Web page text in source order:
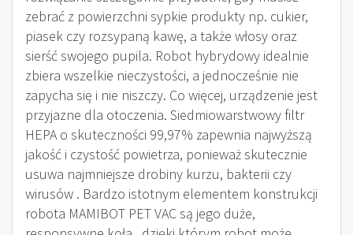
zebrać z powierzchni sypkie produkty np. cukier,
piasek czy rozsypaną kawę, a także włosy oraz
sierść swojego pupila. Robot hybrydowy idealnie
zbiera wszelkie nieczystości, a jednocześnie nie
zapycha się i nie niszczy. Co więcej, urządzenie jest
przyjazne dla otoczenia. Siedmiowarstwowy filtr
HEPA o skuteczności 99,97% zapewnia najwyższą
jakość i czystość powietrza, ponieważ skutecznie
usuwa najmniejsze drobiny kurzu, bakterii czy
wirusów . Bardzo istotnym elementem konstrukcji
robota MAMIBOT PET VAC są jego duże,